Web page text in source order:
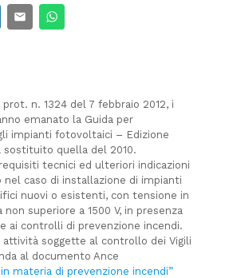
n. 1324 del 7 febbraio 2012, i
emanato la Guida per
impianti fotovoltaici – Edizione
sostituito quella del 2010.
tecnici ed ulteriori indicazioni
caso di installazione di impianti
nuovi o esistenti, con tensione in
superiore a 1500 V, in presenza
ai controlli di prevenzione incendi.
attività soggette al controllo dei Vigili
al documento Ance
materia di prevenzione incendi”